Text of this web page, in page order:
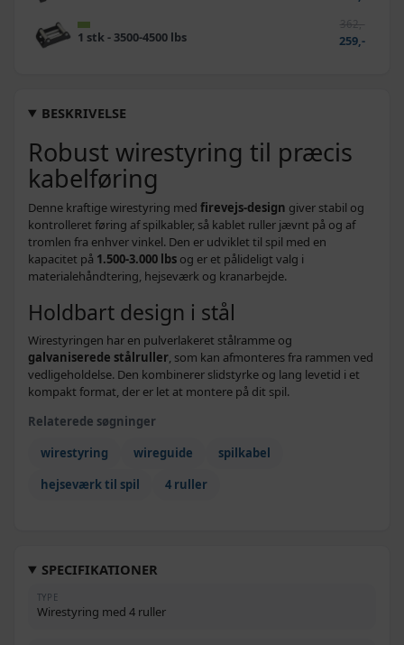
BESKRIVELSE
Robust wirestyring til præcis
kabelføring
Denne kraftige wirestyring med firevejs-design giver stabil og
kontrolleret føring af spilkabler, så kablet ruller jævnt på og af
tromlen fra enhver vinkel. Den er udviklet til spil med en
kapacitet på 1.500-3.000 lbs og er et pålideligt valg i
materialehåndtering, hejseværk og kranarbejde.
Holdbart design i stål
Wirestyringen har en pulverlakeret stålramme og
galvaniserede stålruller, som kan afmonteres fra rammen ved
vedligeholdelse. Den kombinerer slidstyrke og lang levetid i et
kompakt format, der er let at montere på dit spil.
Relaterede søgninger
wirestyring
wireguide
spilkabel
hejseværk til spil
4 ruller
SPECIFIKATIONER
TYPE
Wirestyring med 4 ruller
1 stk - 3500-4500 lbs
362,-
259,-